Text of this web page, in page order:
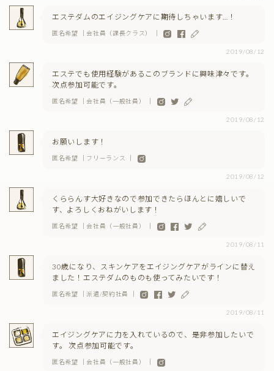
エステダムのエイジングケアに期待しちゃいます…！
匿名希望 ｜会社員（課長クラス） ｜
2019/08/12
エステでも使用経験があるこのブランドに興味津々です。
次点参加可能です。
匿名希望 ｜会社員（一般社員） ｜
2019/08/12
お願いします！
匿名希望 ｜フリーランス ｜
2019/08/12
くららんす大好きなので参加できたらほんとに嬉しいで
す、よろしくおねがいします！
匿名希望 ｜会社員（一般社員） ｜
2019/08/11
30歳になり、スキンケアをエイジングケアがラインに替え
ました！エステダムのものも使ってみたいです！
匿名希望 ｜派遣/契約社員 ｜
2019/08/11
エイジングケアに力を入れているので、是非参加したいで
す。 次点参加可能です。
匿名希望 ｜会社員（一般社員） ｜